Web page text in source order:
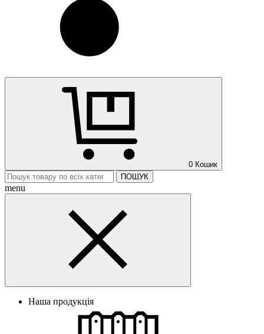
0 Кошик
ПОШУК
menu
Наша продукція